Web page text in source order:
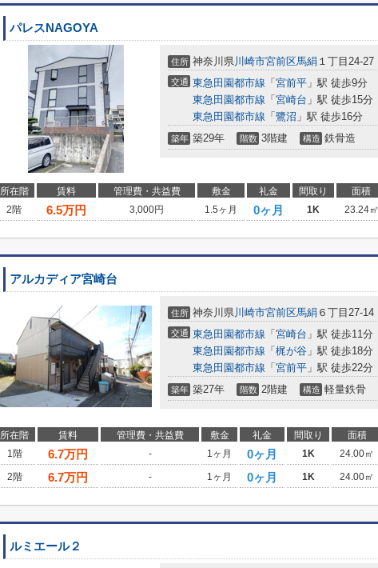
パレスNAGOYA
住所 神奈川県川崎市宮前区馬絹 １丁目24-27
交通 東急田園都市線 「 宮前平 」駅 徒歩9分
東急田園都市線 「 宮崎台 」駅 徒歩15分
東急田園都市線 「 鷺沼 」駅 徒歩16分
築年 築29年 階数 3階建 構造 鉄骨造
所在階 賃料 管理費・共益費 敷金 礼金 間取り 面積
2階
6.5万円 3,000円 1.5ヶ月 0ヶ月 1K 23.24㎡
アルカディア宮崎台
住所 神奈川県川崎市宮前区馬絹 ６丁目27-14
交通 東急田園都市線 「 宮崎台 」駅 徒歩11分
東急田園都市線 「 梶が谷 」駅 徒歩18分
東急田園都市線 「 宮前平 」駅 徒歩22分
築年 築27年 階数 2階建 構造 軽量鉄骨
所在階 賃料 管理費・共益費 敷金 礼金 間取り 面積
1階
6.7万円 - 1ヶ月 0ヶ月 1K 24.00㎡
2階
6.7万円 - 1ヶ月 0ヶ月 1K 24.00㎡
ルミエール２